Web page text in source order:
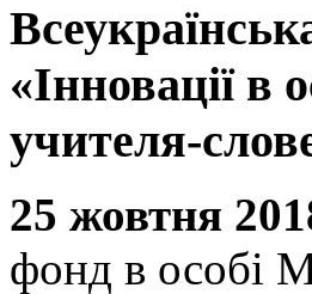
«Інновації в
учителя-
25 жовтня
фонд в особі